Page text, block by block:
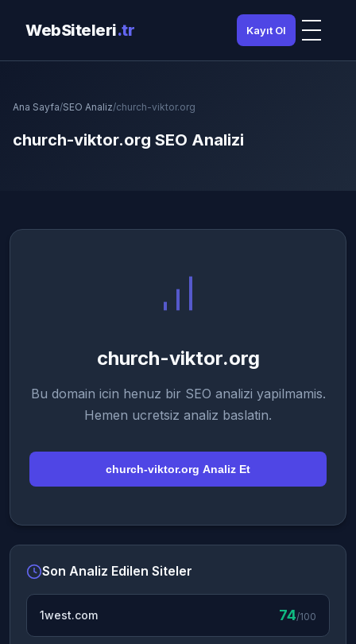
WebSiteleri.tr Kayıt Ol
Ana Sayfa/SEO Analiz/church-viktor.org
church-viktor.org SEO Analizi
church-viktor.org
Bu domain icin henuz bir SEO analizi yapilmamis.
Hemen ucretsiz analiz baslatin.
church-viktor.org Analiz Et
Son Analiz Edilen Siteler
1west.com 74/100